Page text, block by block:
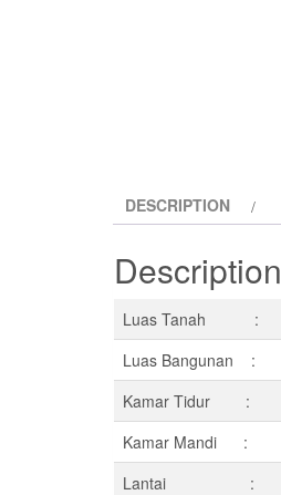
DESCRIPTION
Description
Luas Tanah :
Luas Bangunan :
Kamar Tidur :
Kamar Mandi :
Lantai :